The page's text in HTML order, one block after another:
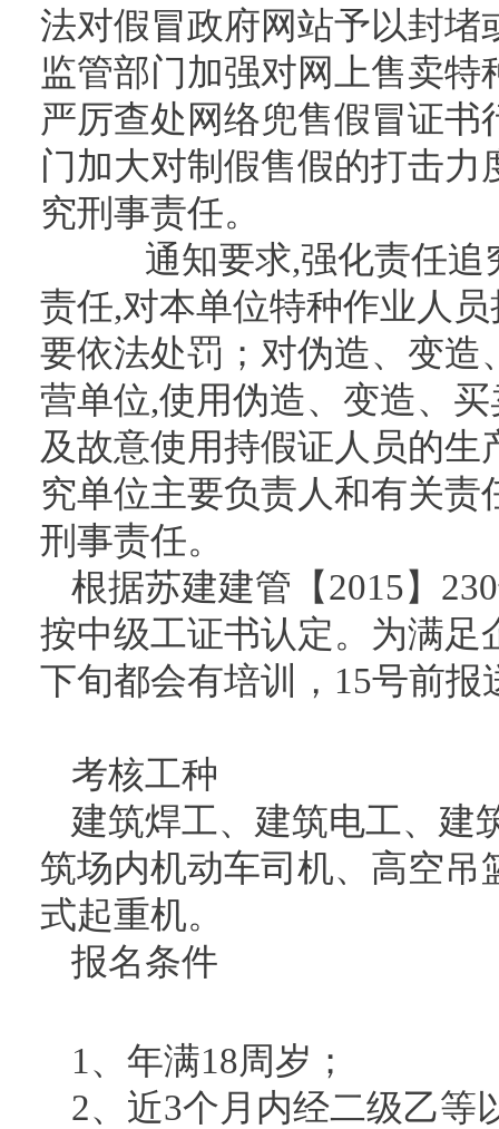
法对假冒政府网站予以封堵
监管部门加强对网上售卖
严厉查处网络兜售假冒证
门加大对制假售假的打击
究刑事责任。
通知要求,强化责任追
责任,对本单位特种作业人
要依法处罚；对伪造、变
营单位,使用伪造、变造、
及故意使用持假证人员的
究单位主要负责人和有关
刑事责任。
根据苏建建管【2015】
按中级工证书认定。为满
下旬都会有培训，15号前报
考核工种
建筑焊工、建筑电工、建
筑场内机动车司机、高空
式起重机。
报名条件
1、年满18周岁；
2、近3个月内经二级乙等